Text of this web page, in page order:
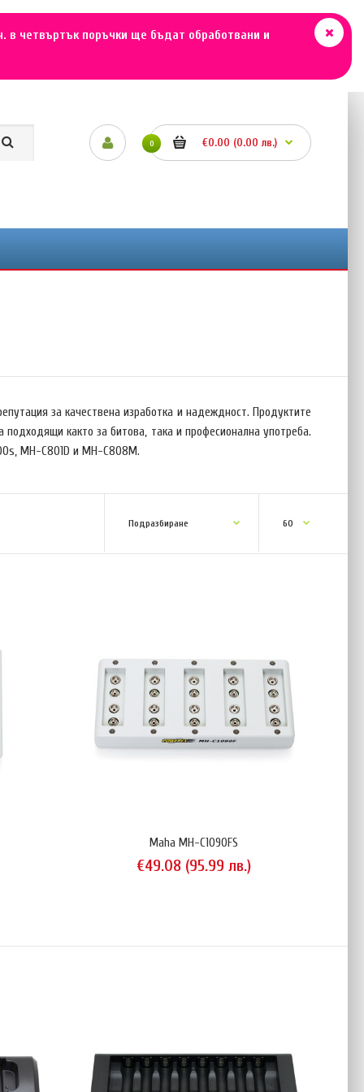
в четвъртък поръчки ще бъдат обработвани и
0 €0.00 (0.00 лв.)
за качествена изработка и надеждност. Продуктите
както за битова, така и професионална употреба.
MH-C801D и MH-C808M.
ЦЕНА ДО ОКОНЧАТЕЛНО ИЗЧЕРПВАНЕ НА КОЛИЧЕСТВАТА След
пазара, Maha Energy Corp. преустановява производството на
се от възможността да направим последно
артикул на по-ниска цена и като резултат намаляваме
клиент с 25% (60.00 лв. → 45.00 лв.). Тази ..
едно от най-компактните и леки зарядни устройства в
Maha MH-C1090FS
€49.08 (95.99 лв.)